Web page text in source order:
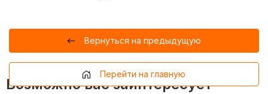
Вернуться на предыдущую
Перейти на главную
Возможно вас заинтересует